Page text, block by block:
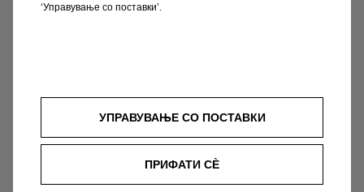
Мобилност за сите
Воведувањето на монтажната лената, по
‘Управување со поставки’.
УПРАВУВАЊЕ СО ПОСТАВКИ
ПРИФАТИ СÈ